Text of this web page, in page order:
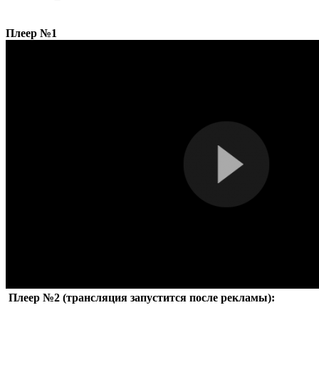
Плеер №1
Плеер №2 (трансляция запустится после рекламы):